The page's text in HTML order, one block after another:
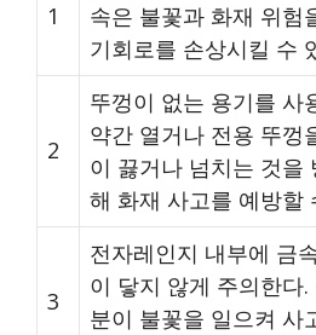
1
속은 불꽃과 화재 위험
기회로를 손상시킬 수
2
뚜껑이 없는 용기를 사
약간 열거나 전용 뚜껑
이 끓거나 넘치는 것을
해 화재 사고를 예방할
3
전자레인지 내부에 금
이 닿지 않게 주의한다
분이 불꽃을 일으켜 사